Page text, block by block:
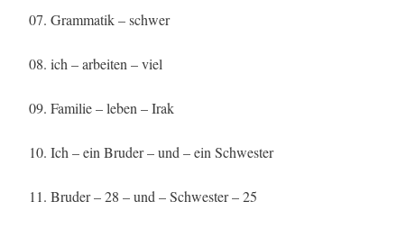
07. Grammatik – schwer
08. ich – arbeiten – viel
09. Familie – leben – Irak
10. Ich – ein Bruder – und – ein Schwester
11. Bruder – 28 – und – Schwester – 25